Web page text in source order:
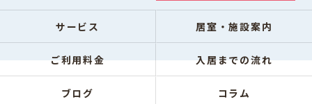
サービス 居室・施設案内
ご利用料金 入居までの流れ
ブログ コラム